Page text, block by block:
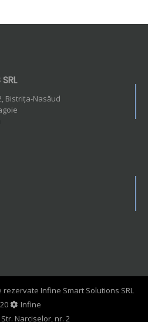
Bistrița-Nasăud
Infine Smart Solutions SRL
Infine
Narciselor, nr. 2